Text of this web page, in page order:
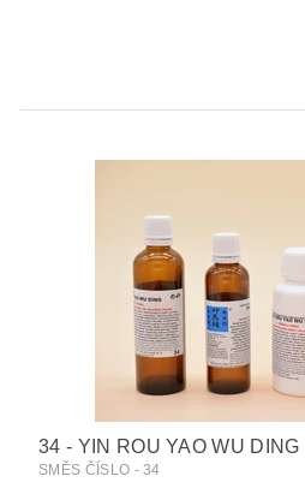
34 - YIN ROU YAO WU DING
SMĚS ČÍSLO - 34